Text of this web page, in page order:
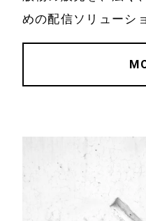
めの配信ソリューシ